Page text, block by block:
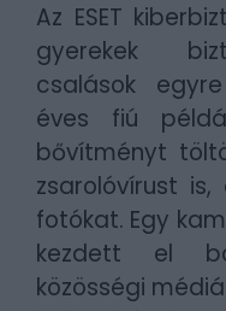
Az ESET
gyerekek
csalások
éves fiú
bővítményt
zsarolóvírust
fotókat. Egy
kezdett el
közösségi